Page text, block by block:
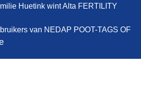
Huetink wint Alta FERTILITY
van NEDAP POOT-TAGS OF